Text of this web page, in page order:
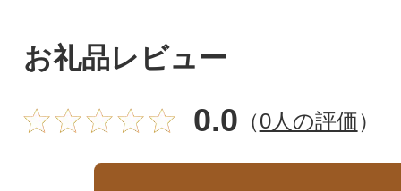
お礼品レビュー
0.0 （0人の評価）